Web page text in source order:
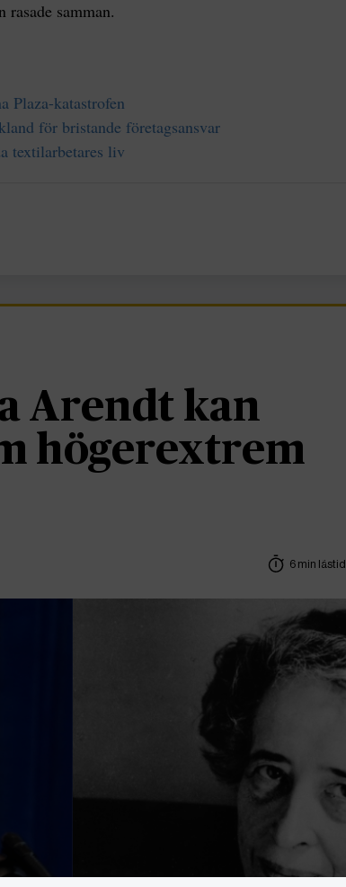
rasade samman.
Plaza-katastrofen
för bristande företagsansvar
textilarbetares liv
Arendt kan
högerextrem
6 min lästid